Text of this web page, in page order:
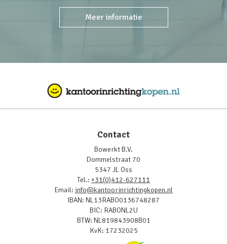
Meer informatie
Contact
Bowerkt B.V.
Dommelstraat 70
5347 JL Oss
Tel.: +31(0)412-627111
Email: info@kantoorinrichtingkopen.nl
IBAN: NL13RABO0136748287
BIC: RABONL2U
BTW: NL819843908B01
KvK: 17232025